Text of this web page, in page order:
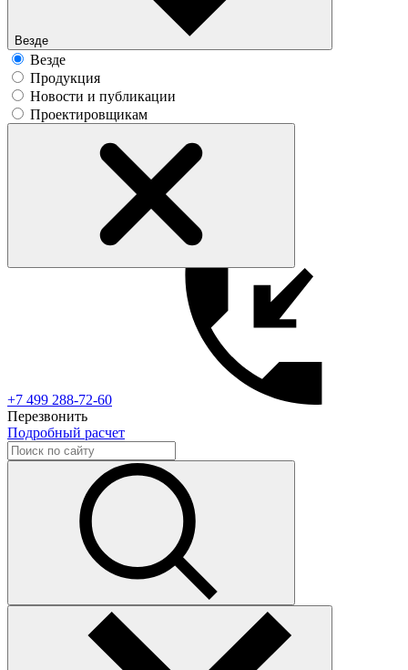
Везде
Везде
Продукция
Новости и публикации
Проектировщикам
+7 499 288-72-60
Перезвонить
Подробный расчет